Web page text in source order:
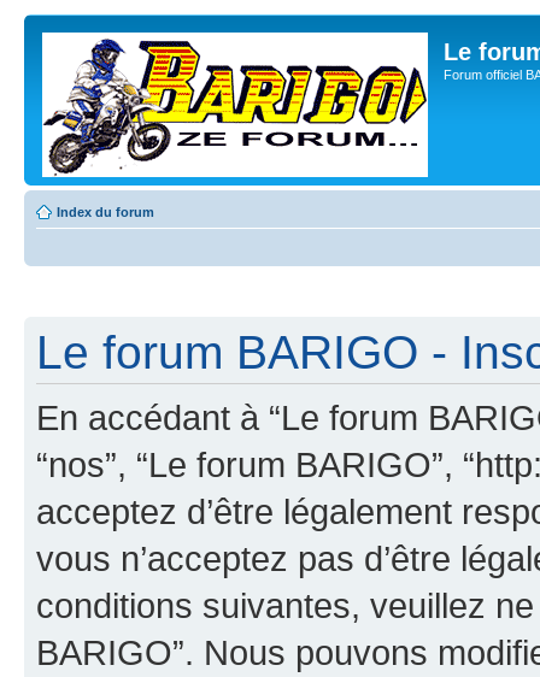
Le
Forum officiel
Index du forum
Le forum BARIGO -
En accédant à “Le forum
“nos”, “Le forum BARIGO”,
acceptez d’être légalement
vous n’acceptez pas d’être
conditions suivantes, veuillez
BARIGO”. Nous pouvons